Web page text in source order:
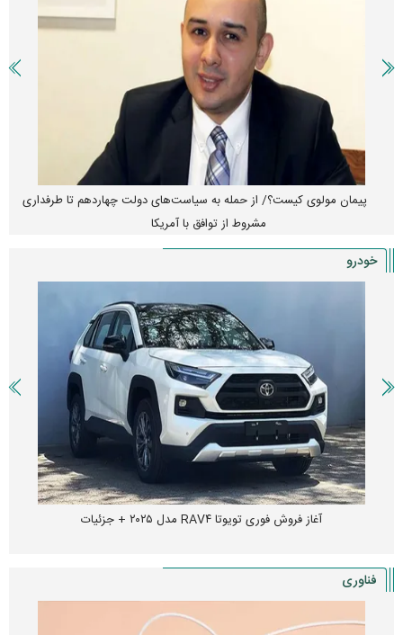
پیمان مولوی کیست؟/ از حمله به سیاست‌های دولت چهاردهم تا طرفداری
مشروط از توافق با آمریکا
خودرو
آغاز فروش فوری تویوتا RAV۴ مدل ۲۰۲۵ + جزئیات
فناوری